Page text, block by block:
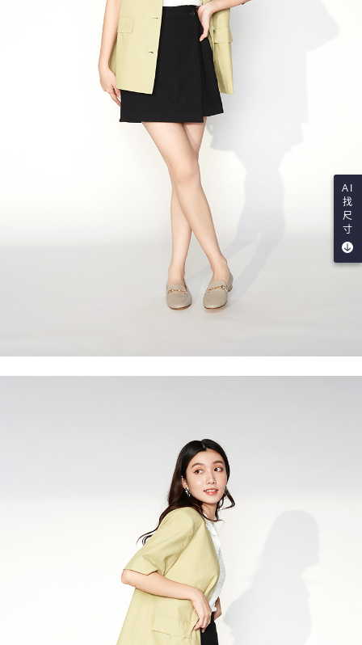
AI
找
尺
寸